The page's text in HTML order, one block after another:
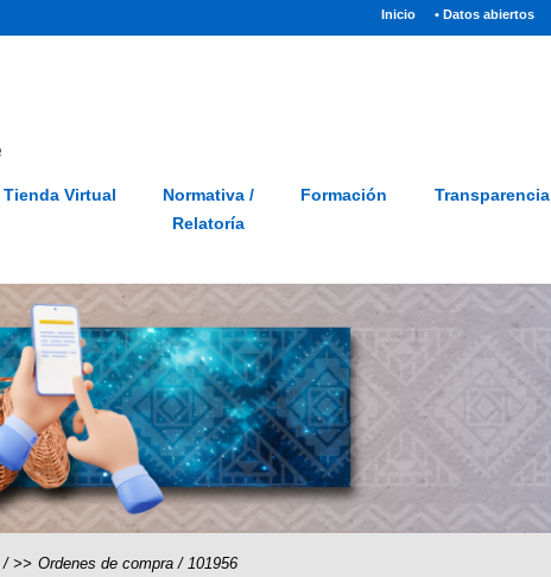
Inicio(current)
• Datos abiertos
Inicio Mapa del Sitio Glosario PQRSD Preguntas frecuentes
Tienda Virtual
Normativa /
Relatoría
Formación Transparencia
/ Ordenes de compra / 101956